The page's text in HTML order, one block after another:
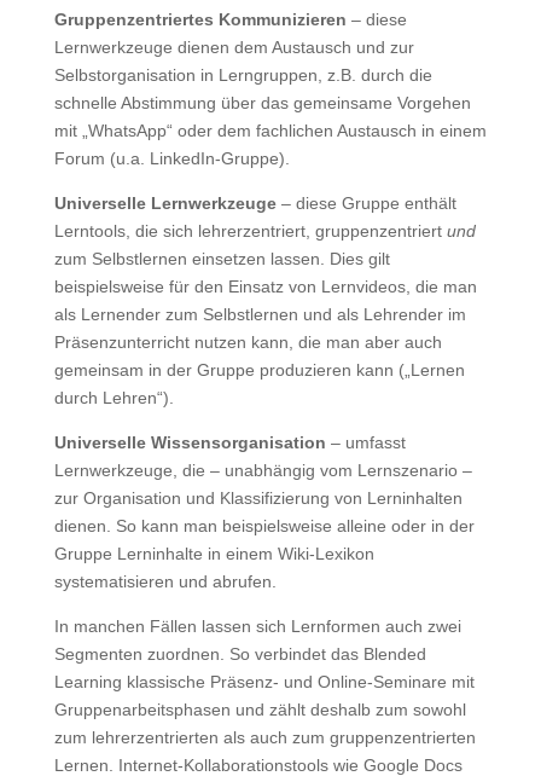
Gruppenzentriertes Kommunizieren – diese
Lernwerkzeuge dienen dem Austausch und zur
Selbstorganisation in Lerngruppen, z.B. durch die
schnelle Abstimmung über das gemeinsame Vorgehen
mit „WhatsApp“ oder dem fachlichen Austausch in einem
Forum (u.a. LinkedIn-Gruppe).
Universelle Lernwerkzeuge– diese Gruppe enthält
Lerntools, die sich lehrerzentriert, gruppenzentriert und
zum Selbstlernen einsetzen lassen. Dies gilt
beispielsweise für den Einsatz von Lernvideos, die man
als Lernender zum Selbstlernen und als Lehrender im
Präsenzunterricht nutzen kann, die man aber auch
gemeinsam in der Gruppe produzieren kann („Lernen
durch Lehren“).
Universelle Wissensorganisation – umfasst
Lernwerkzeuge, die – unabhängig vom Lernszenario –
zur Organisation und Klassifizierung von Lerninhalten
dienen. So kann man beispielsweise alleine oder in der
Gruppe Lerninhalte in einem Wiki-Lexikon
systematisieren und abrufen.
In manchen Fällen lassen sich Lernformen auch zwei
Segmenten zuordnen. So verbindet das Blended
Learning klassische Präsenz- und Online-Seminare mit
Gruppenarbeitsphasen und zählt deshalb zum sowohl
zum lehrerzentrierten als auch zum gruppenzentrierten
Lernen. Internet-Kollaborationstools wie Google Docs